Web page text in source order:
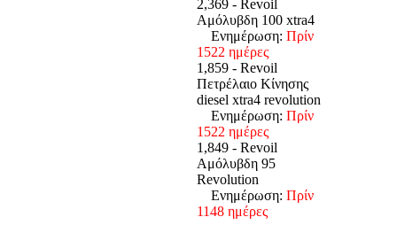
2,369 - Revoil
Αμόλυβδη 100 xtra4
Ενημέρωση: Πρίν
1522 ημέρες
1,859 - Revoil
Πετρέλαιο Κίνησης
diesel xtra4 revolution
Ενημέρωση: Πρίν
1522 ημέρες
1,849 - Revoil
Αμόλυβδη 95
Revolution
Ενημέρωση: Πρίν
1148 ημέρες